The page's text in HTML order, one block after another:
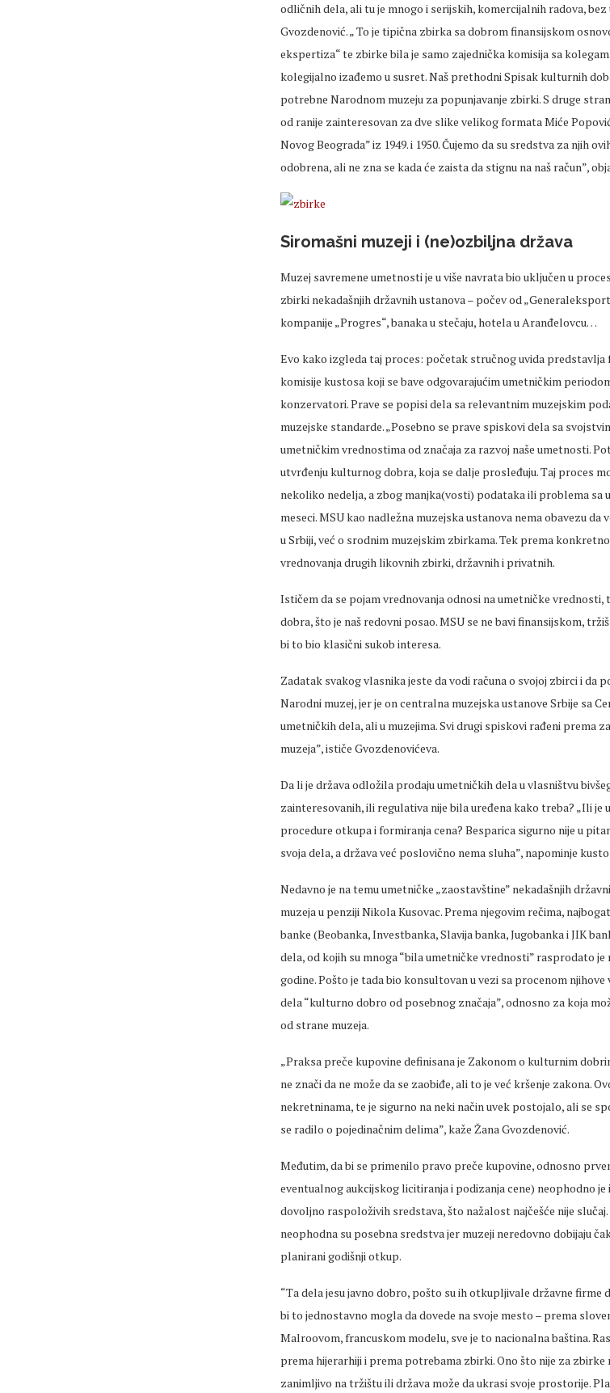
odličnih dela, ali tu je mnogo i serijskih, komercijalnih radova,
Gvozdenović. „ To je tipična zbirka sa dobrom finansijskom
ekspertiza“ te zbirke bila je samo zajednička komisija sa
kolegijalno izađemo u susret. Naš prethodni Spisak kulturnih
potrebne Narodnom muzeju za popunjavanje zbirki. S druge
od ranije zainteresovan za dve slike velikog formata Miće
Novog Beograda” iz 1949. i 1950. Čujemo da su sredstva za njih
odobrena, ali ne zna se kada će zaista da stignu na naš račun”,
Siromašni muzeji i (ne)ozbiljna država
Muzej savremene umetnosti je u više navrata bio uključen u
zbirki nekadašnjih državnih ustanova – počev od
kompanije „Progres“, banaka u stečaju, hotela u Aranđelovcu…
Evo kako izgleda taj proces: početak stručnog uvida
komisije kustosa koji se bave odgovarajućim umetničkim
konzervatori. Prave se popisi dela sa relevantnim muzejskim
muzejske standarde. „Posebno se prave spiskovi dela sa
umetničkim vrednostima od značaja za razvoj naše umetnosti.
utvrđenju kulturnog dobra, koja se dalje prosleđuju. Taj proces
nekoliko nedelja, a zbog manjka(vosti) podataka ili problema sa
meseci. MSU kao nadležna muzejska ustanova nema obavezu
u Srbiji, već o srodnim muzejskim zbirkama. Tek prema
vrednovanja drugih likovnih zbirki, državnih i privatnih.
Ističem da se pojam vrednovanja odnosi na umetničke
dobra, što je naš redovni posao. MSU se ne bavi finansijskom,
bi to bio klasični sukob interesa.
Zadatak svakog vlasnika jeste da vodi računa o svojoj zbirci i da
Narodni muzej, jer je on centralna muzejska ustanove Srbije sa
umetničkih dela, ali u muzejima. Svi drugi spiskovi rađeni prema
muzeja”, ističe Gvozdenovićeva.
Da li je država odložila prodaju umetničkih dela u vlasništvu
zainteresovanih, ili regulativa nije bila uređena kako treba? „Ili je
procedure otkupa i formiranja cena? Besparica sigurno nije u
svoja dela, a država već poslovično nema sluha”, napominje
Nedavno je na temu umetničke „zaostavštine” nekadašnjih
muzeja u penziji Nikola Kusovac. Prema njegovim rečima,
banke (Beobanka, Investbanka, Slavija banka, Jugobanka i JIK
dela, od kojih su mnoga “bila umetničke vrednosti” rasprodato je
godine. Pošto je tada bio konsultovan u vezi sa procenom
dela “kulturno dobro od posebnog značaja”, odnosno za koja
od strane muzeja.
„Praksa preče kupovine definisana je Zakonom o kulturnim
ne znači da ne može da se zaobiđe, ali to je već kršenje zakona.
nekretninama, te je sigurno na neki način uvek postojalo, ali se
se radilo o pojedinačnim delima”, kaže Žana Gvozdenović.
Međutim, da bi se primenilo pravo preče kupovine, odnosno
eventualnog aukcijskog licitiranja i podizanja cene) neophodno je
dovoljno raspoloživih sredstava, što nažalost najčešće nije
neophodna su posebna sredstva jer muzeji neredovno dobijaju
planirani godišnji otkup.
“Ta dela jesu javno dobro, pošto su ih otkupljivale državne firme
bi to jednostavno mogla da dovede na svoje mesto – prema
Malroovom, francuskom modelu, sve je to nacionalna baština.
prema hijerarhiji i prema potrebama zbirki. Ono što nije za zbirke
zanimljivo na tržištu ili država može da ukrasi svoje prostorije.